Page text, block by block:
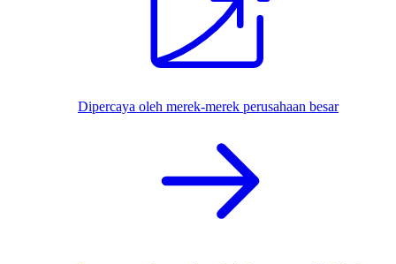
Dipercaya oleh merek-merek perusahaan besar